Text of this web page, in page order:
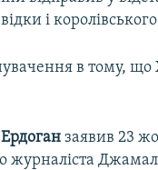
і
в тому,
заявив 23
журналіста